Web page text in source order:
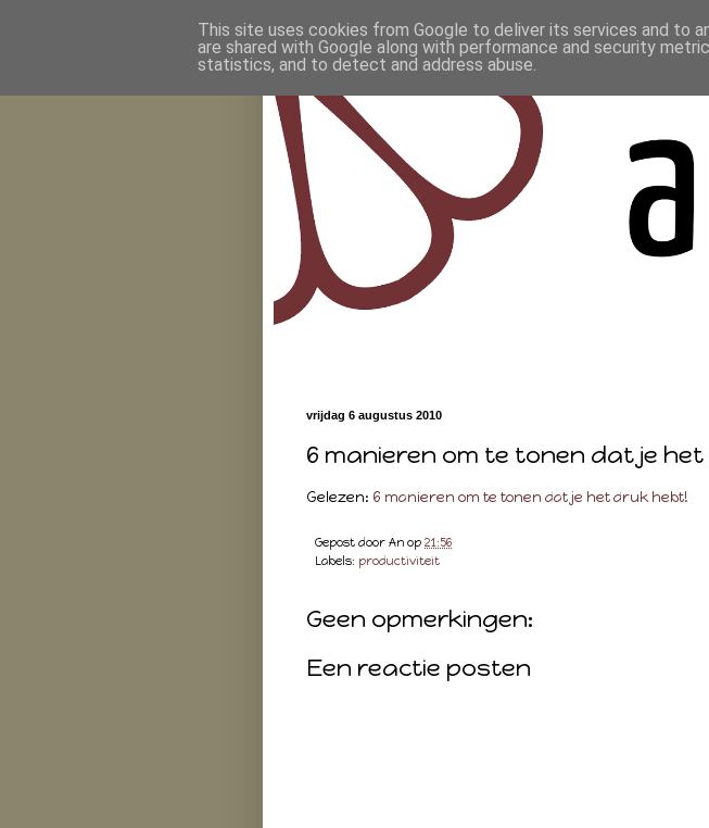
vrijdag 6 augustus 2010
6 manieren om te tonen dat je
Gelezen: 6 manieren om te tonen dat je het druk hebt!
Gepost door An op 21:56
Labels: productiviteit
Geen opmerkingen:
Een reactie posten
This site uses cookies from Google to deliver its services and to
are shared with Google along with performance and security
statistics, and to detect and address abuse.